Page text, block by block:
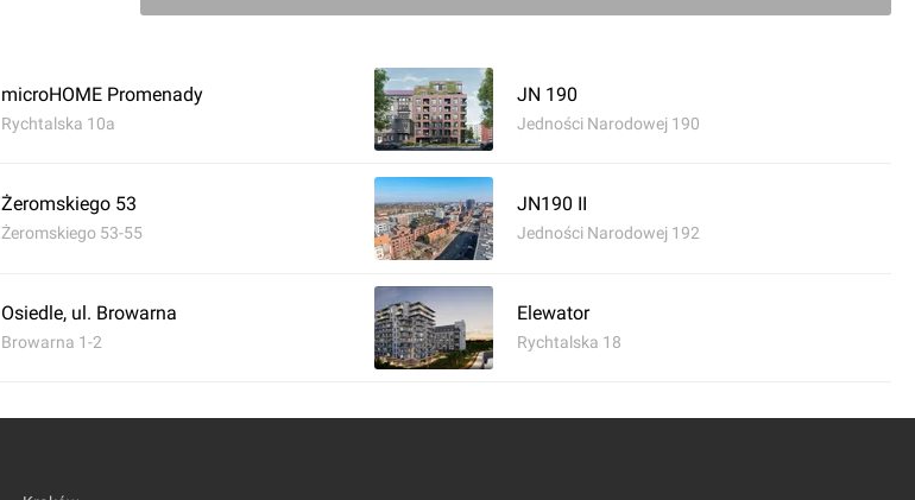
microHOME Promenady
Rychtalska 10a
JN 190
Jedności Narodowej 190
Żeromskiego 53
Żeromskiego 53-55
JN190 II
Jedności Narodowej 192
Osiedle, ul. Browarna
Browarna 1-2
Elewator
Rychtalska 18